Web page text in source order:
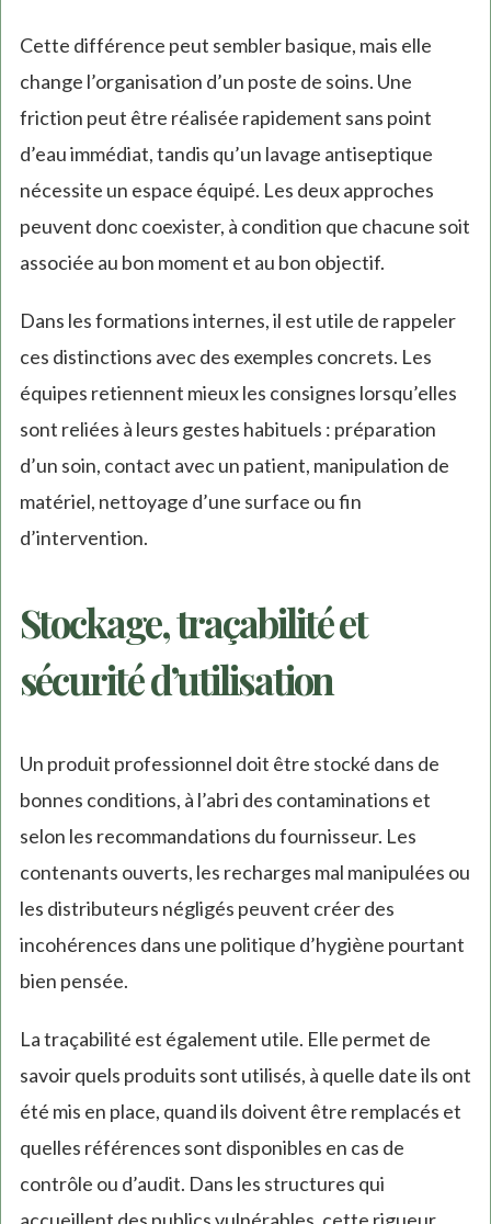
Cette différence peut sembler basique, mais elle
change l’organisation d’un poste de soins. Une
friction peut être réalisée rapidement sans point
d’eau immédiat, tandis qu’un lavage antiseptique
nécessite un espace équipé. Les deux approches
peuvent donc coexister, à condition que chacune soit
associée au bon moment et au bon objectif.
Dans les formations internes, il est utile de rappeler
ces distinctions avec des exemples concrets. Les
équipes retiennent mieux les consignes lorsqu’elles
sont reliées à leurs gestes habituels : préparation
d’un soin, contact avec un patient, manipulation de
matériel, nettoyage d’une surface ou fin
d’intervention.
Stockage, traçabilité et
sécurité d’utilisation
Un produit professionnel doit être stocké dans de
bonnes conditions, à l’abri des contaminations et
selon les recommandations du fournisseur. Les
contenants ouverts, les recharges mal manipulées ou
les distributeurs négligés peuvent créer des
incohérences dans une politique d’hygiène pourtant
bien pensée.
La traçabilité est également utile. Elle permet de
savoir quels produits sont utilisés, à quelle date ils ont
été mis en place, quand ils doivent être remplacés et
quelles références sont disponibles en cas de
contrôle ou d’audit. Dans les structures qui